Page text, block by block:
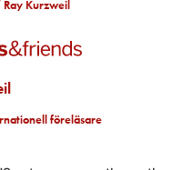
Kurzweil
föreläsare